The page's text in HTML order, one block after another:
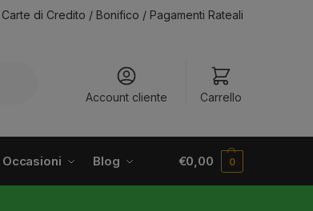
di Credito / Bonifico / Pagamenti Rateali
Account cliente Carrello
Occasioni Blog €0,00 0